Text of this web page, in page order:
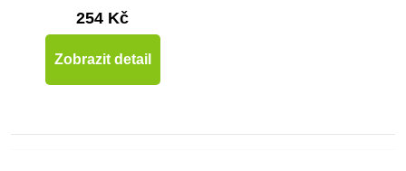
254 Kč
Zobrazit detail